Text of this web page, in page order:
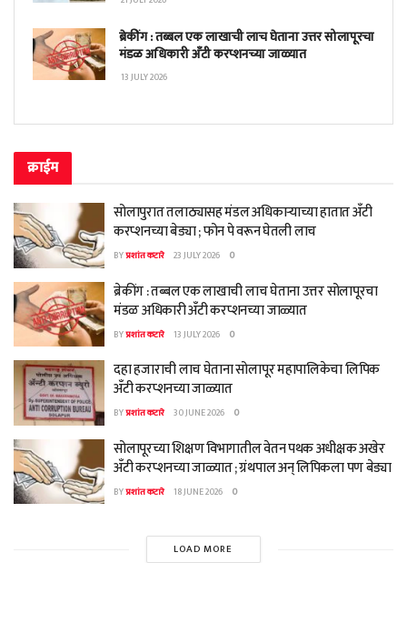
ब्रेकींग : तब्बल एक लाखाची लाच घेताना उत्तर सोलापूरचा
मंडळ अधिकारी अँटी करप्शनच्या जाळ्यात
13 JULY 2026
क्राईम
सोलापुरात तलाठ्यासह मंडल अधिकाऱ्याच्या हातात अँटी
करप्शनच्या बेड्या ; फोन पे वरून घेतली लाच
BYप्रशांत कटारे 23 JULY 2026 0
ब्रेकींग : तब्बल एक लाखाची लाच घेताना उत्तर सोलापूरचा
मंडळ अधिकारी अँटी करप्शनच्या जाळ्यात
BYप्रशांत कटारे 13 JULY 2026 0
दहा हजाराची लाच घेताना सोलापूर महापालिकेचा लिपिक
अँटी करप्शनच्या जाळ्यात
BYप्रशांत कटारे 30 JUNE 2026 0
सोलापूरच्या शिक्षण विभागातील वेतन पथक अधीक्षक अखेर
अँटी करप्शनच्या जाळ्यात ; ग्रंथपाल अन् लिपिकला पण बेड्या
BYप्रशांत कटारे 18 JUNE 2026 0
LOAD MORE